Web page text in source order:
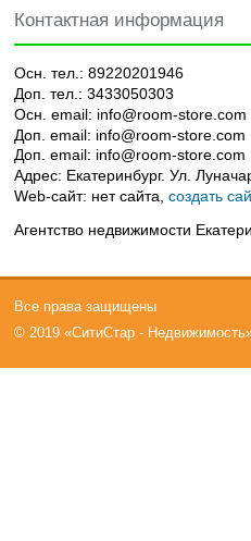
Контактная информация
Осн. тел.:89220201946
Доп. тел.:3433050303
Осн. email: info@room-store.com
Доп. email: info@room-store.com
Доп. email: info@room-store.com
Адрес: Екатеринбург. Ул.
Web-сайт: нет сайта,создать
Агентство недвижимости
Все права защищены
© 2019 «СитиСтар -